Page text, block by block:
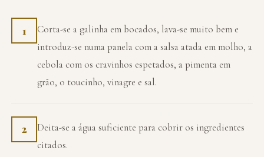
1
Corta-se a galinha em bocados, lava-se muito bem e
introduz-se numa panela com a salsa atada em molho, a
cebola com os cravinhos espetados, a pimenta em
grão, o toucinho, vinagre e sal.
2
Deita-se a água suficiente para cobrir os ingredientes
citados.